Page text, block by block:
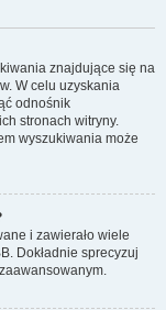
znajdujące się na
W celu uzyskania
odnośnik
stronach witryny.
wyszukiwania może
i zawierało wiele
Dokładnie sprecyzuj